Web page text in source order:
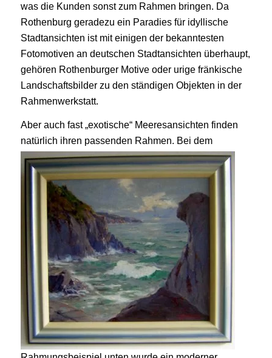
was die Kunden sonst zum Rahmen bringen. Da
Rothenburg geradezu ein Paradies für idyllische
Stadtansichten ist mit einigen der bekanntesten
Fotomotiven an deutschen Stadtansichten überhaupt,
gehören Rothenburger Motive oder urige fränkische
Landschaftsbilder zu den ständigen Objekten in der
Rahmenwerkstatt.
Aber auch fast „exotische“ Meeresansichten finden
natürlich ihren passenden Rahmen. Bei dem